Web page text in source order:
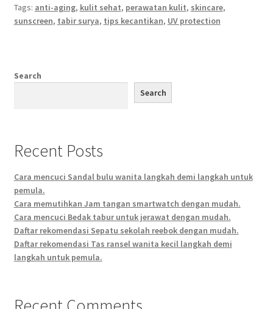
Tags: anti-aging, kulit sehat, perawatan kulit, skincare,
sunscreen, tabir surya, tips kecantikan, UV protection
Search
Search
Recent Posts
Cara mencuci Sandal bulu wanita langkah demi langkah untuk
pemula.
Cara memutihkan Jam tangan smartwatch dengan mudah.
Cara mencuci Bedak tabur untuk jerawat dengan mudah.
Daftar rekomendasi Sepatu sekolah reebok dengan mudah.
Daftar rekomendasi Tas ransel wanita kecil langkah demi
langkah untuk pemula.